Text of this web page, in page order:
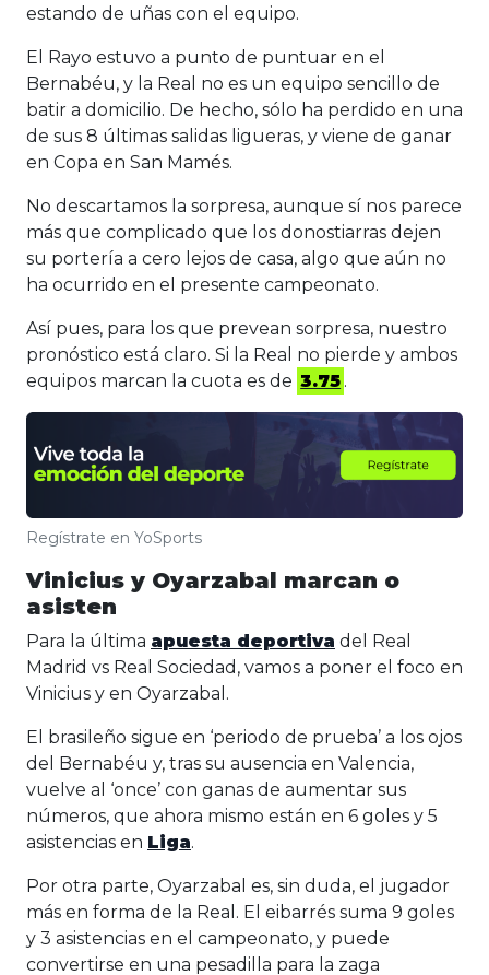
estando de uñas con el equipo.
El Rayo estuvo a punto de puntuar en el
Bernabéu, y la Real no es un equipo sencillo de
batir a domicilio. De hecho, sólo ha perdido en una
de sus 8 últimas salidas ligueras, y viene de ganar
en Copa en San Mamés.
No descartamos la sorpresa, aunque sí nos parece
más que complicado que los donostiarras dejen
su portería a cero lejos de casa, algo que aún no
ha ocurrido en el presente campeonato.
Así pues, para los que prevean sorpresa, nuestro
pronóstico está claro. Si la Real no pierde y ambos
equipos marcan la cuota es de 3.75 .
Regístrate en YoSports
Vinicius y Oyarzabal marcan o
asisten
Para la última apuesta deportiva del Real
Madrid vs Real Sociedad, vamos a poner el foco en
Vinicius y en Oyarzabal.
El brasileño sigue en ‘periodo de prueba’ a los ojos
del Bernabéu y, tras su ausencia en Valencia,
vuelve al ‘once’ con ganas de aumentar sus
números, que ahora mismo están en 6 goles y 5
asistencias en Liga.
Por otra parte, Oyarzabal es, sin duda, el jugador
más en forma de la Real. El eibarrés suma 9 goles
y 3 asistencias en el campeonato, y puede
convertirse en una pesadilla para la zaga